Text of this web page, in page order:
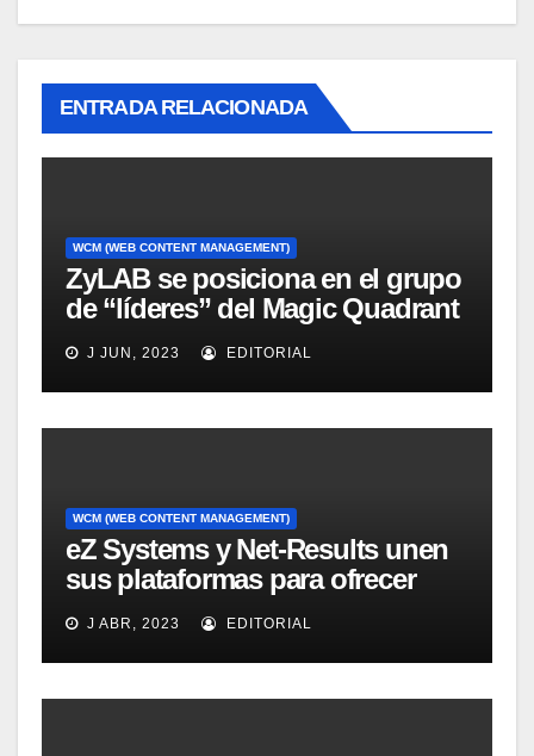
ENTRADA RELACIONADA
WCM (WEB CONTENT MANAGEMENT)
ZyLAB se posiciona en el grupo
de “líderes” del Magic Quadrant
for Information Access
Technology, 2008
J JUN, 2023 EDITORIAL
WCM (WEB CONTENT MANAGEMENT)
eZ Systems y Net-Results unen
sus plataformas para ofrecer
solución mejorada de gestión
del customer experience
J ABR, 2023 EDITORIAL